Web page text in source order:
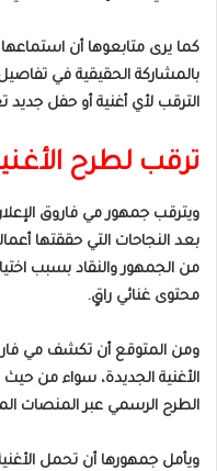
كما يرى متابعوها أن
بالمشاركة الحقيقية في
الترقب لأي أغنية أو حفل جديد
ترقب لطرح
ويترقب جمهور مي فاروق
بعد النجاحات التي حققتها
من الجمهور والنقاد بسبب
محتوى غنائي راقٍ.
ومن المتوقع أن تكشف مي
الأغنية الجديدة، سواء من
الطرح الرسمي عبر المنصات
ويأمل جمهورها أن تحمل